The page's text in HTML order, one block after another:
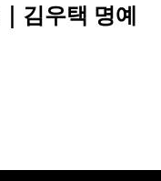
김우택 명예